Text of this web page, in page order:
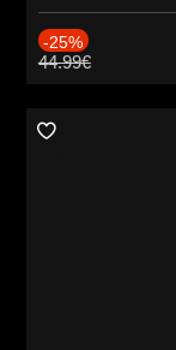
-25%
44.99€